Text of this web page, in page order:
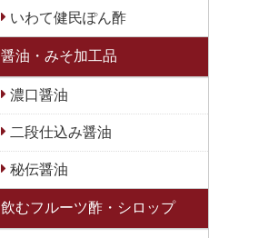
いわて健民ぽん酢
醤油・みそ加工品
濃口醤油
二段仕込み醤油
秘伝醤油
飲むフルーツ酢・シロップ